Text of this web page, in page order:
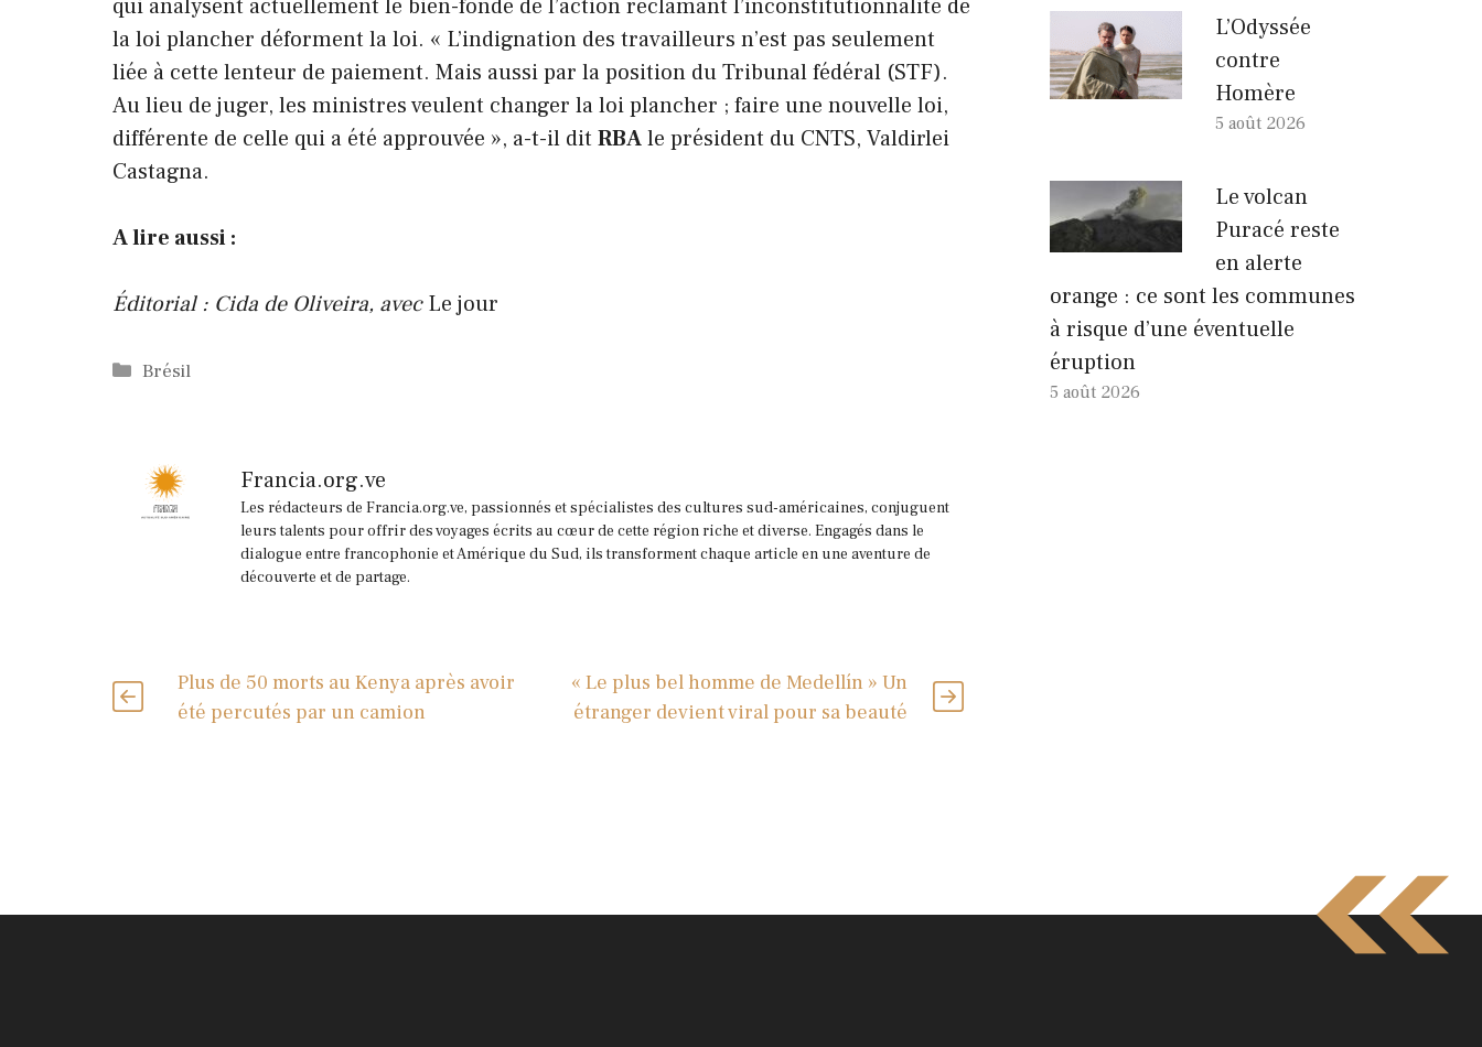
qui analysent actuellement le bien-fondé de l’action réclamant l’inconstitutionnalité de
la loi plancher déforment la loi. « L’indignation des travailleurs n’est pas seulement
liée à cette lenteur de paiement. Mais aussi par la position du Tribunal fédéral (STF).
Au lieu de juger, les ministres veulent changer la loi plancher ; faire une nouvelle loi,
différente de celle qui a été approuvée », a-t-il dit RBAle président du CNTS, Valdirlei
Castagna.
A lire aussi :
Éditorial : Cida de Oliveira, avecLe jour
Catégories
Brésil
Francia.org.ve
Les rédacteurs de Francia.org.ve, passionnés et spécialistes des cultures sud-américaines, conjuguent
leurs talents pour offrir des voyages écrits au cœur de cette région riche et diverse. Engagés dans le
dialogue entre francophonie et Amérique du Sud, ils transforment chaque article en une aventure de
découverte et de partage.
Plus de 50 morts au Kenya après avoir
été percutés par un camion
« Le plus bel homme de Medellín » Un
étranger devient viral pour sa beauté
L’Odyssée
contre
Homère
5 août 2026
Le volcan
Puracé reste
en alerte
orange : ce sont les communes
à risque d’une éventuelle
éruption
5 août 2026